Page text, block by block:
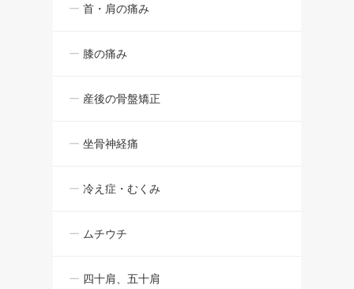
首・肩の痛み
膝の痛み
産後の骨盤矯正
坐骨神経痛
冷え症・むくみ
ムチウチ
四十肩、五十肩